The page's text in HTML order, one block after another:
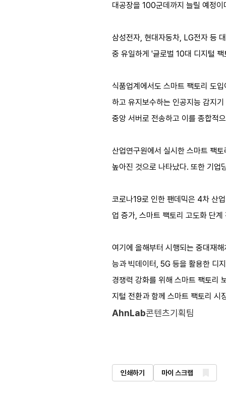
대공장을 100군데까지 늘릴 예정이
삼성전자, 현대자동차, LG전자 등
중 유일하게 '글로벌 10대 디지털
식품업계에서도 스마트 팩토리 도
하고 유지보수하는 인공지능 감지
중앙 서버로 전송하고 이를 종합적
산업연구원에서 실시한 스마트 팩
높아진 것으로 나타났다. 또한 기업
코로나19로 인한 팬데믹은 4차 산
업 증가, 스마트 팩토리 고도화 단
여기에 올해부터 시행되는 중대재
능과 빅데이터, 5G 등을 활용한 디
경쟁력 강화를 위해 스마트 팩토리
지털 전환과 함께 스마트 팩토리 시
AhnLab콘텐츠기획팀
인쇄하기 마이 스크랩